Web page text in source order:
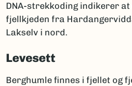
DNA-strekkoding indikerer at
fjellkjeden fra
Lakselv i nord.
Levesett
Berghumle finnes i fjellet og